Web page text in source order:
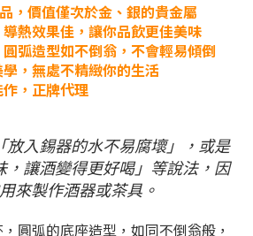
，價值僅次於金、銀的貴金屬
熱效果佳，讓你品飲更佳美味
弧造型如不倒翁，不會輕易傾倒
，無處不精緻你的生活
，正牌代理
放入錫器的水不易腐壞」，或是
，讓酒變得更好喝」等說法，因
來製作酒器或茶具。
圓弧的底座造型，如同不倒翁般，